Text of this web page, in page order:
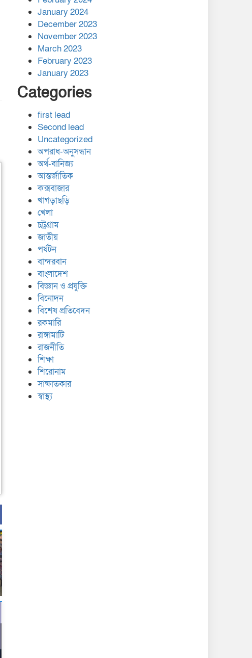
January 2024
December 2023
November 2023
March 2023
February 2023
January 2023
Categories
first lead
Second lead
Uncategorized
অপরাধ-অনুসন্ধান
অর্থ-বানিজ্য
আন্তর্জাতিক
কক্সবাজার
খাগড়াছড়ি
খেলা
চট্রগ্রাম
জাতীয়
পর্যটন
বান্দরবান
বাংলাদেশ
বিজ্ঞান ও প্রযুক্তি
বিনোদন
বিশেষ প্রতিবেদন
রকমারি
রাঙ্গামাটি
রাজনীতি
শিক্ষা
শিরোনাম
সাক্ষাতকার
স্বাস্থ্য